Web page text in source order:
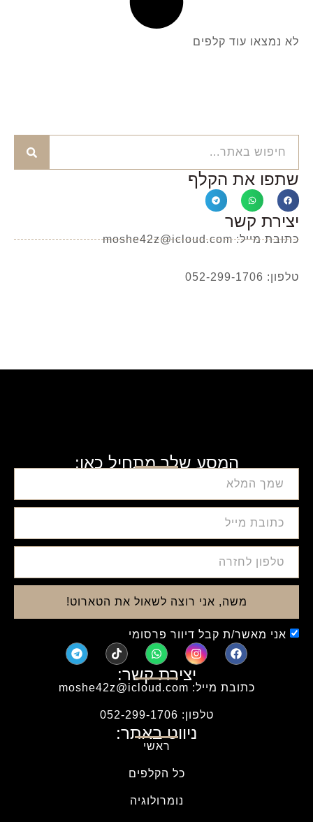
לא נמצאו עוד קלפים
יצירת קשר
כתובת מייל: moshe42z@icloud.com
טלפון: 052-299-1706
שתפו את הקלף
ניווט באתר:
ראשי
כל הקלפים
נומרולוגיה
יצירת קשר:
כתובת מייל: moshe42z@icloud.com
טלפון: 052-299-1706
המסע שלך מתחיל כאן:
אני מאשר/ת קבל דיוור פרסומי
משה, אני רוצה לשאול את הטארוט!